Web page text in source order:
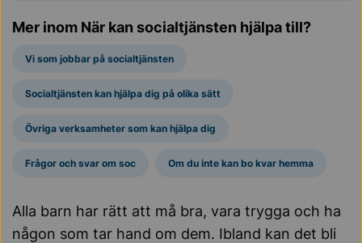
Mer inom När kan socialtjänsten hjälpa till?
Vi som jobbar på socialtjänsten
Socialtjänsten kan hjälpa dig på olika sätt
Övriga verksamheter som kan hjälpa dig
Frågor och svar om soc Om du inte kan bo kvar hemma
Alla barn har rätt att må bra, vara trygga och ha
någon som tar hand om dem. Ibland kan det bli